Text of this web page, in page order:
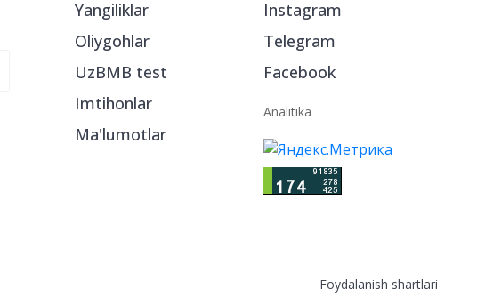
Yangiliklar
Oliygohlar
UzBMB test
Imtihonlar
Ma'lumotlar
Instagram
Telegram
Facebook
Analitika
Foydalanish shartlari